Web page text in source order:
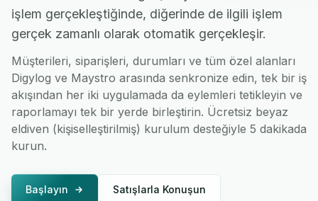
işlem gerçekleştiğinde, diğerinde de ilgili işlem
gerçek zamanlı olarak otomatik gerçekleşir.
Müşterileri, siparişleri, durumları ve tüm özel alanları
Digylog ve Maystro arasında senkronize edin, tek bir iş
akışından her iki uygulamada da eylemleri tetikleyin ve
raporlamayı tek bir yerde birleştirin. Ücretsiz beyaz
eldiven (kişiselleştirilmiş) kurulum desteğiyle 5 dakikada
kurun.
Başlayın Satışlarla Konuşun